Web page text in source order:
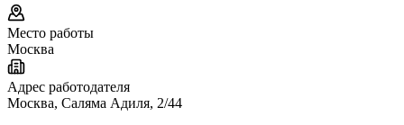
Место работы
Москва
Адрес работодателя
Москва, Саляма Адиля, 2/44